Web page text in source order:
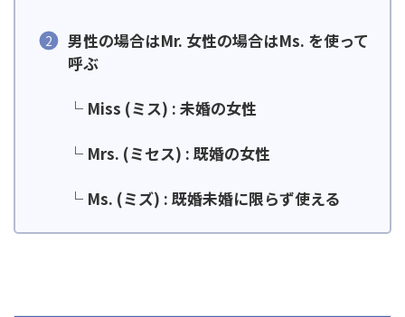
男性の場合はMr. 女性の場合はMs. を使って
呼ぶ
└ Miss (ミス) : 未婚の女性
└ Mrs. (ミセス) : 既婚の女性
└ Ms. (ミズ) : 既婚未婚に限らず使える